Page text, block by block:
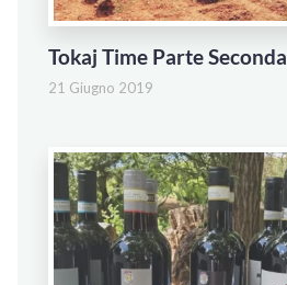
Tokaj Time Parte Seconda
21 Giugno 2019